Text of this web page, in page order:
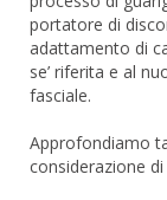
portatore di
adattamento di
se’ riferita e al
fasciale.
Approfondiamo
considerazione